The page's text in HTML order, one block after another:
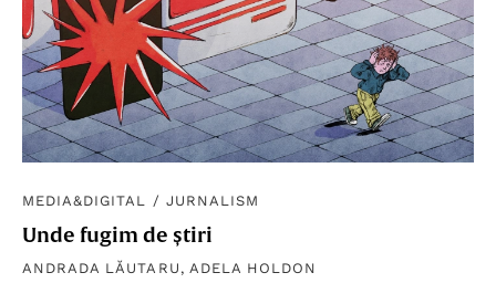
MEDIA&DIGITAL / JURNALISM
Unde fugim de știri
ANDRADA LĂUTARU , ADELA HOLDON